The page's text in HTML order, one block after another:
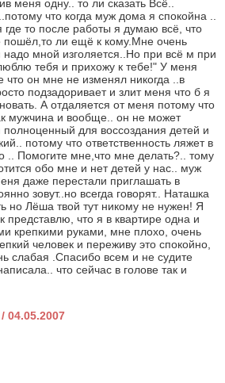
меня одну.. то ли сказать Всё..
что когда муж дома я спокойна ..
где то после работы я думаю всё, что
пошёл,то ли ещё к кому.Мне очень
надо мной изголяется..Но при всё м при
тебя и прихожу к тебе!" У меня
что он мне не изменял никогда ..в
подзадоривает и злит меня что б я
А отдаляется от меня потому что
мужчина и вообще.. он не может
полноценный для воссоздания детей и
потому что ответственность ляжет в
.. Помогите мне,что мне делать?.. тому
обо мне и нет детей у нас.. муж
даже перестали приглашать в
зовут..но всегда говорят.. Наташка
но Лёша твой тут никому не нужен! Я
представлю, что я в квартире одна и
крепкими руками, мне плохо, очень
человек и переживу это спокойно,
слабая .Спасибо всем и не судите
что сейчас в голове так и
04.05.2007